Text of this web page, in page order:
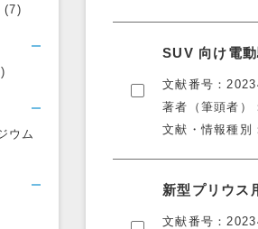
(7)
ウム
SUV 向け電
文献番号
著者（筆頭者）
文献・情報種別
新型プリウス
文献番号